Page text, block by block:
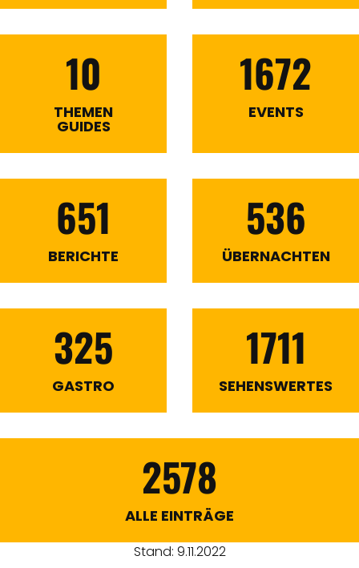
10
THEMEN
GUIDES
1672
EVENTS
651
BERICHTE
536
ÜBERNACHTEN
325
GASTRO
1711
SEHENSWERTES
2578
ALLE EINTRÄGE
Stand: 9.11.2022